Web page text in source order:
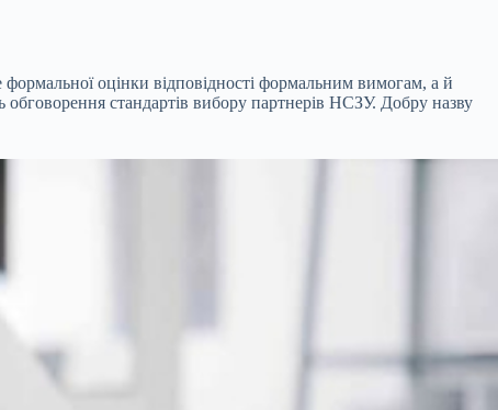
оцінки відповідності формальним вимогам, а й
обговорення стандартів вибору партнерів НСЗУ. Добру назву